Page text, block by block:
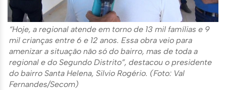
“Hoje, a regional atende em torno de 13 mil famílias e 9
mil crianças entre 6 e 12 anos. Essa obra veio para
amenizar a situação não só do bairro, mas de toda a
regional e do Segundo Distrito”, destacou o presidente
do bairro Santa Helena, Silvio Rogério. (Foto: Val
Fernandes/Secom)